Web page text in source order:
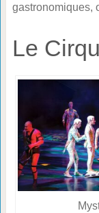
gastronomiques,
Le